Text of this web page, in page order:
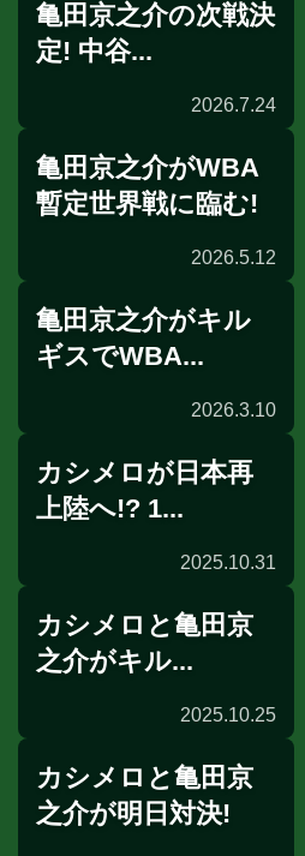
走り込み
記者会見
亀田京之介の次戦決
定! 中谷...
2026.7.24
会見
亀田京之介がWBA
暫定世界戦に臨む!
2026.5.12
試合発表
亀田京之介がキル
ギスでWBA...
2026.3.10
囲み取材
カシメロが日本再
上陸へ!? 1...
2025.10.31
試合速報
カシメロと亀田京
之介がキル...
2025.10.25
カシメロと亀田京
之介が明日対決!